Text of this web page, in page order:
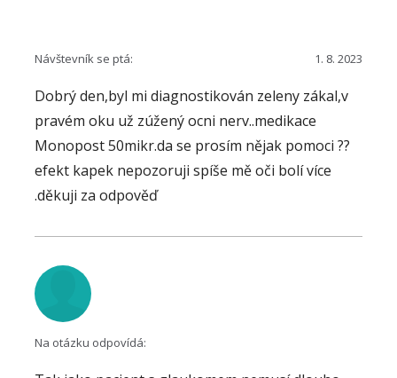
Návštevník se ptá: 1. 8. 2023
Dobrý den,byl mi diagnostikován zeleny zákal,v
pravém oku už zúžený ocni nerv..medikace
Monopost 50mikr.da se prosím nějak pomoci ??
efekt kapek nepozoruji spíše mě oči bolí více
.děkuji za odpověď
Na otázku odpovídá: